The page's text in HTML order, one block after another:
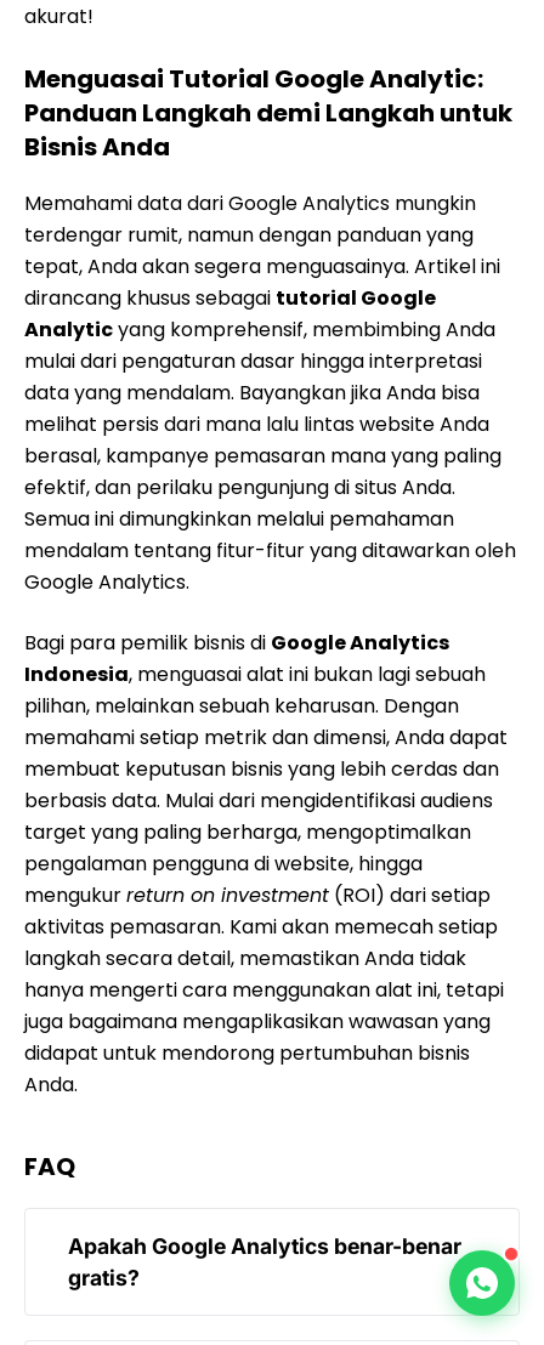
akurat!
Menguasai Tutorial Google Analytic:
Panduan Langkah demi Langkah untuk
Bisnis Anda
Memahami data dari Google Analytics mungkin
terdengar rumit, namun dengan panduan yang
tepat, Anda akan segera menguasainya. Artikel ini
dirancang khusus sebagai tutorial Google
Analyticyang komprehensif, membimbing Anda
mulai dari pengaturan dasar hingga interpretasi
data yang mendalam. Bayangkan jika Anda bisa
melihat persis dari mana lalu lintas website Anda
berasal, kampanye pemasaran mana yang paling
efektif, dan perilaku pengunjung di situs Anda.
Semua ini dimungkinkan melalui pemahaman
mendalam tentang fitur-fitur yang ditawarkan oleh
Google Analytics.
Bagi para pemilik bisnis di Google Analytics
Indonesia, menguasai alat ini bukan lagi sebuah
pilihan, melainkan sebuah keharusan. Dengan
memahami setiap metrik dan dimensi, Anda dapat
membuat keputusan bisnis yang lebih cerdas dan
berbasis data. Mulai dari mengidentifikasi audiens
target yang paling berharga, mengoptimalkan
pengalaman pengguna di website, hingga
mengukurreturn on investment (ROI) dari setiap
aktivitas pemasaran. Kami akan memecah setiap
langkah secara detail, memastikan Anda tidak
hanya mengerti cara menggunakan alat ini, tetapi
juga bagaimana mengaplikasikan wawasan yang
didapat untuk mendorong pertumbuhan bisnis
Anda.
FAQ
Apakah Google Analytics benar-benar
gratis?